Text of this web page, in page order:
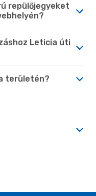
repülőjegyeket
Leticia úti
területén?